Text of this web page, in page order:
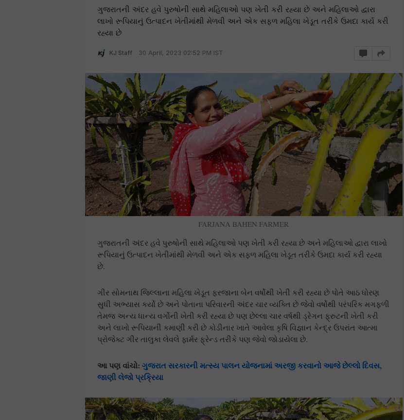
ગુજરાતની અંદર હવે પુરુષોની સાથે મહિલાઓ પણ ખેતી કરી રહ્યા છે અને મહિલાઓ દ્વારા
લાખો રૂપિયાનું ઉત્પાદન ખેતીમાંથી મેળવી અને એક સફળ મહિલા ખેડૂત તરીકે ઉમદા કાર્ય કરી
રહ્યા છે
KJ Staff 30 April, 2023 02:52 PM IST
FARJANA BAHEN FARMER
ગુજરાતની અંદર હવે પુરુષોની સાથે મહિલાઓ પણ ખેતી કરી રહ્યા છે અને મહિલાઓ દ્વારા લાખો
રૂપિયાનું ઉત્પાદન ખેતીમાંથી મેળવી અને એક સફળ મહિલા ખેડૂત તરીકે ઉમદા કાર્ય કરી રહ્યા
છે.
ગીર સોમનાથ જિલ્લાના મહિલા ખેડૂત ફરજાના બેન વર્ષોથી ખેતી કરી રહ્યા છે પોતે આઠ ધોરણ
સુધી અભ્યાસ કર્યો છે અને પોતાના પરિવારની અંદર ચાર વ્યક્તિ છે જેવો વર્ષોથી પરંપરિક મગફળી
તેમજ અન્ય ધાન્ય વર્ગોની ખેતી કરી રહ્યા છે પણ છેલ્લા ચાર વર્ષથી ડ્રેગન ફ્રુટની ખેતી કરી
અને લાખો રૂપિયાની કમાણી કરી છે કોડીનાર ખાતે આવેલા કૃષિ વિજ્ઞાન કેન્દ્ર ઉપરાંત આત્મા
પ્રોજેક્ટ ગીર તાલુકા લેવલે ફાર્મર ફ્રેન્ડ તરીકે પણ જેવો જોડાયેલા છે.
આ પણ વાંચો: ગુજરાત સરકારની મત્સ્ય પાલન યોજનામાં અરજી કરવાનો આજે છેલ્લો દિવસ,
જાણી લેજો પ્રક્રિયા